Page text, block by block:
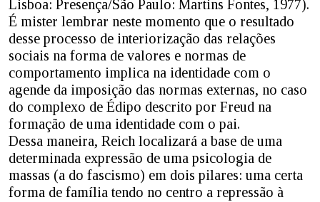
Lisboa: Presença/São Paulo: Martins Fontes, 1977).
É mister lembrar neste momento que o resultado
desse processo de interiorização das relações
sociais na forma de valores e normas de
comportamento implica na identidade com o
agende da imposição das normas externas, no caso
do complexo de Édipo descrito por Freud na
formação de uma identidade com o pai.
Dessa maneira, Reich localizará a base de uma
determinada expressão de uma psicologia de
massas (a do fascismo) em dois pilares: uma certa
forma de família tendo no centro a repressão à